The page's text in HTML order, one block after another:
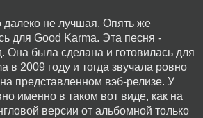
далеко не лучшая. Опять же
для Good Karma. Эта песня -
Она была сделана и готовилась для
в 2009 году и тогда звучала ровно
представленном вэб-релизе. У
именно в таком вот виде, как на
версии от альбомной только